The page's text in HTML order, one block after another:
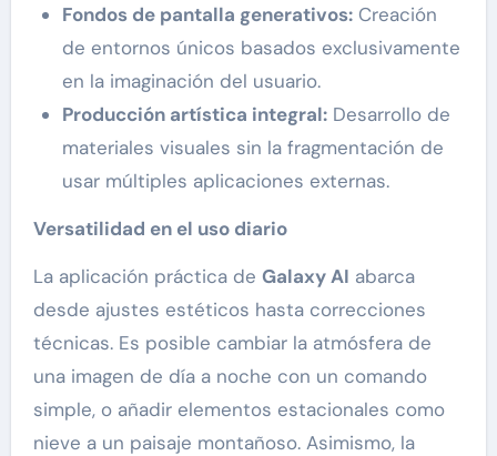
Fondos de pantalla generativos:Creación
de entornos únicos basados exclusivamente
en la imaginación del usuario.
Producción artística integral:Desarrollo de
materiales visuales sin la fragmentación de
usar múltiples aplicaciones externas.
Versatilidad en el uso diario
La aplicación práctica de Galaxy AI abarca
desde ajustes estéticos hasta correcciones
técnicas. Es posible cambiar la atmósfera de
una imagen de día a noche con un comando
simple, o añadir elementos estacionales como
nieve a un paisaje montañoso. Asimismo, la